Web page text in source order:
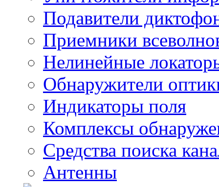
Подавители
Приемники
Нелинейные
Обнаружители
Индикаторы поля
Комплексы
Средства поиска
Антенны